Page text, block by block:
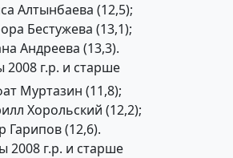
Алтынбаева (12,5);
Бестужева (13,1);
Андреева (13,3).
г.р. и старше
Муртазин (11,8);
Хорольский (12,2);
Гарипов (12,6).
г.р. и старше